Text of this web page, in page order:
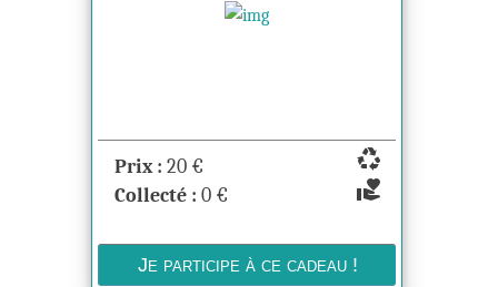
recycling
volunteer_activism
Prix : 20 €
Collecté : 0 €